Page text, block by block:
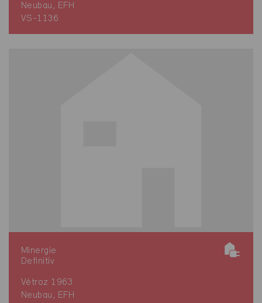
Neubau, EFH
VS-1136
Minergie
Definitiv
Vétroz 1963
Neubau, EFH